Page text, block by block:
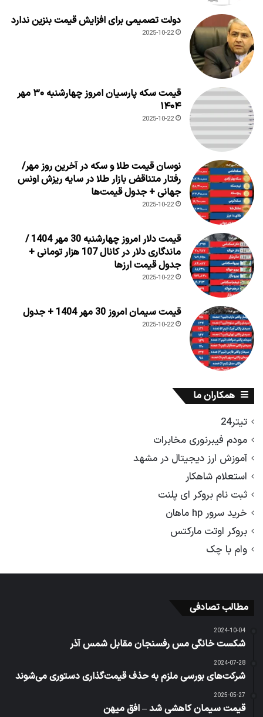
دولت تصمیمی برای افزایش قیمت بنزین ندارد
2025-10-22
قیمت سکه پارسیان امروز چهارشنبه ۳۰ مهر
۱۴۰۴
2025-10-22
نوسان قیمت طلا و سکه در آخرین روز مهر/
رفتار متناقض بازار طلا در سایه ریزش اونس
جهانی + جدول قیمت‌ها
2025-10-22
قیمت دلار امروز چهارشنبه 30 مهر 1404 /
ماندگاری دلار در کانال 107 هزار تومانی +
جدول قیمت ارزها
2025-10-22
قیمت سیمان امروز 30 مهر 1404 + جدول
2025-10-22
همکاران ما
تیتر24
مودم فیبرنوری مخابرات
آموزش ارز دیجیتال در مشهد
استعلام شاهکار
ثبت نام بروکر ای پلنت
خرید سرور hp ماهان
بروکر اوتت مارکتس
وام با چک
مطالب تصادفی
2024-10-04
شکست خانگی مس رفسنجان مقابل شمس آذر
2024-07-28
شرکت‌های بورسی ملزم به حذف قیمت‌گذاری دستوری می‌شوند
2025-05-27
قیمت سیمان کاهشی شد – افق میهن